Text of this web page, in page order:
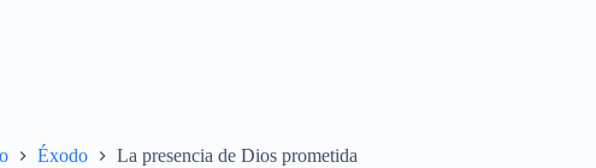
Éxodo La presencia de Dios prometida